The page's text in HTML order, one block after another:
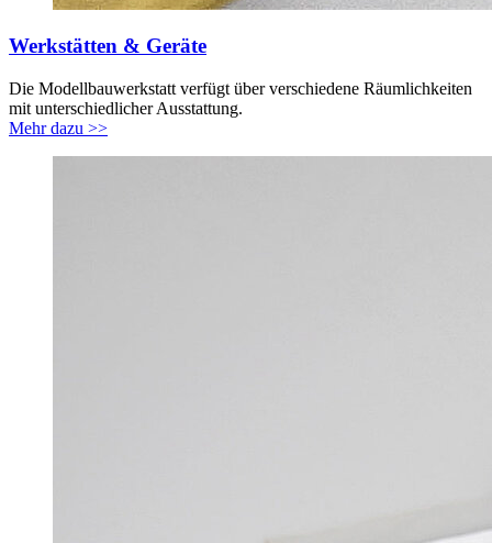
Werkstätten & Geräte
Die Modellbauwerkstatt verfügt über verschiedene Räumlichkeiten
mit unterschiedlicher Ausstattung.
Mehr dazu >>